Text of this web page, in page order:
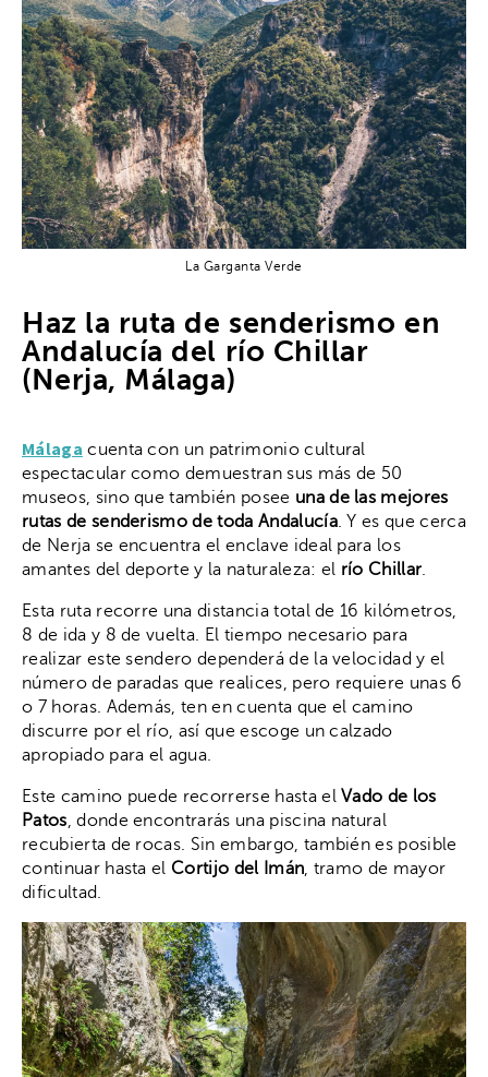
La Garganta Verde
Haz la ruta de senderismo en
Andalucía del río Chillar
(Nerja, Málaga)
Málaga cuenta con un patrimonio cultural
espectacular como demuestran sus más de 50
museos, sino que también posee una de las mejores
rutas de senderismo de toda Andalucía. Y es que cerca
de Nerja se encuentra el enclave ideal para los
amantes del deporte y la naturaleza: el río Chillar
Esta ruta recorre una distancia total de 16 kilómetros,
8 de ida y 8 de vuelta. El tiempo necesario para
realizar este sendero dependerá de la velocidad y el
número de paradas que realices, pero requiere unas 6
o 7 horas. Además, ten en cuenta que el camino
discurre por el río, así que escoge un calzado
apropiado para el agua.
Este camino puede recorrerse hasta el Vado de los
Patos , donde encontrarás una piscina natural
recubierta de rocas. Sin embargo, también es posible
continuar hasta el Cortijo del Imán , tramo de mayor
dificultad.